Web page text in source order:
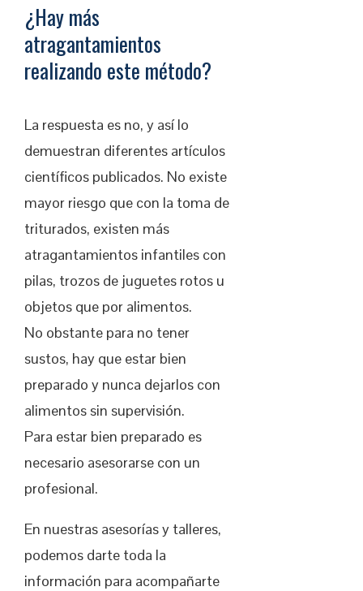
¿Hay más
atragantamientos
realizando este método?
La respuesta es no, y así lo
demuestran diferentes artículos
científicos publicados. No existe
mayor riesgo que con la toma de
triturados, existen más
atragantamientos infantiles con
pilas, trozos de juguetes rotos u
objetos que por alimentos.
No obstante para no tener
sustos, hay que estar bien
preparado y nunca dejarlos con
alimentos sin supervisión.
Para estar bien preparado es
necesario asesorarse con un
profesional.
En nuestras asesorías y talleres,
podemos darte toda la
información para acompañarte